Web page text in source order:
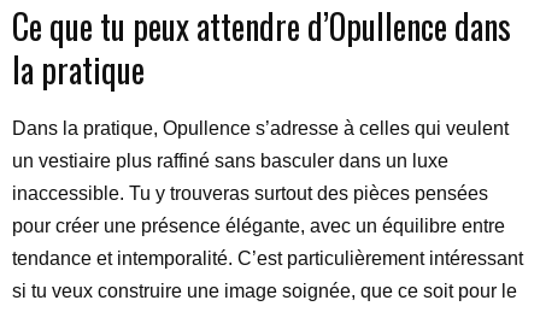
Ce que tu peux attendre d’Opullence dans
la pratique
Dans la pratique, Opullence s’adresse à celles qui veulent
un vestiaire plus raffiné sans basculer dans un luxe
inaccessible. Tu y trouveras surtout des pièces pensées
pour créer une présence élégante, avec un équilibre entre
tendance et intemporalité. C’est particulièrement intéressant
si tu veux construire une image soignée, que ce soit pour le